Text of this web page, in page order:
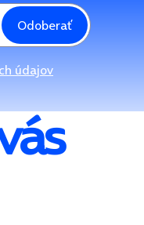
Odoberať
údajov